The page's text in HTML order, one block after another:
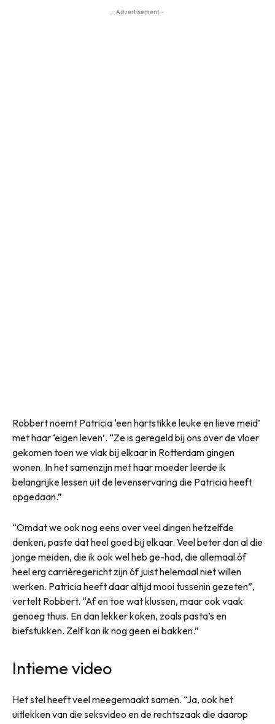
- Advertisement -
Robbert noemt Patricia ‘een hartstikke leuke en lieve meid’
met haar ‘eigen leven’. “Ze is geregeld bij ons over de vloer
gekomen toen we vlak bij elkaar in Rotterdam gingen
wonen. In het samenzijn met haar moeder leerde ik
belangrijke lessen uit de levenservaring die Patricia heeft
opgedaan.”
“Omdat we ook nog eens over veel dingen hetzelfde
denken, paste dat heel goed bij elkaar. Veel beter dan al die
jonge meiden, die ik ook wel heb ge-had, die allemaal óf
heel erg carrièregericht zijn óf juist helemaal niet willen
werken. Patricia heeft daar altijd mooi tussenin gezeten”,
vertelt Robbert. “Af en toe wat klussen, maar ook vaak
genoeg thuis. En dan lekker koken, zoals pasta’s en
biefstukken. Zelf kan ik nog geen ei bakken.”
Intieme video
Het stel heeft veel meegemaakt samen. “Ja, ook het
uitlekken van die seksvideo en de rechtszaak die daarop